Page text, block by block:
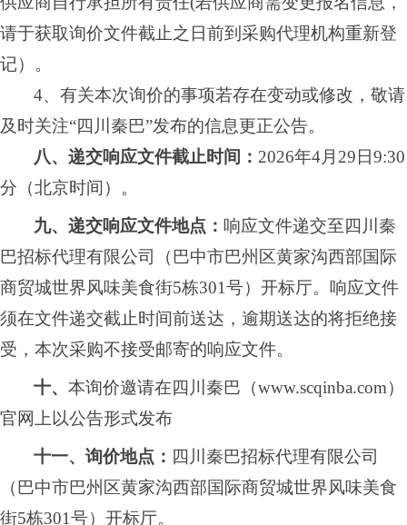
请于获取询价文件截止之日前到采购代理机构重新登
记）。
4、有关本次询价的事项若存在变动或修改，敬请
及时关注“四川秦巴”发布的信息更正公告。
八、递交响应文件截止时间： 2026年4月 29 日9:30
分 （北京时间）。
九、递交响应文件地点： 响应文件递交至四川秦
巴招标代理有限公司
（巴中市巴州区黄家沟西部国际
商贸城世界风味美食街5栋301号）开标厅。响应文件
须在文件递交截止时间前送达，逾期送达的将拒绝接
受，本次采购不接受邮寄的响应文件。
十、 本询价邀请在四川秦巴 （www.scqinba.com）
官网
上以公告形式发布
十一、询价地点： 四川秦巴招标代理有限公司
（巴中市巴州区黄家沟西部国际商贸城世界风味美食
街5栋301号）开标厅。